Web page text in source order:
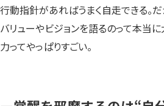
行動指針があればうまく自走できる。だ
バリューやビジョンを語るのって本当
力ってやっぱりすごい。